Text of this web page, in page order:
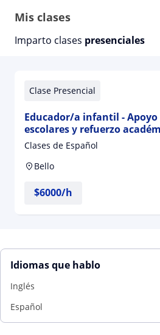
Mis clases
Imparto clases presenciales
Clase Presencial
Educador/a infantil -
escolares у refuerzo
Clases de Español
Bello
$6000/h
Idiomas que hablo
Inglés
Español